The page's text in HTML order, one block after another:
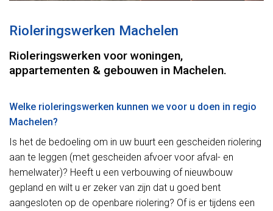
Rioleringswerken Machelen
Rioleringswerken voor woningen,
appartementen & gebouwen in Machelen.
Welke rioleringswerken kunnen we voor u doen in regio
Machelen?
Is het de bedoeling om in uw buurt een gescheiden riolering
aan te leggen (met gescheiden afvoer voor afval- en
hemelwater)? Heeft u een verbouwing of nieuwbouw
gepland en wilt u er zeker van zijn dat u goed bent
aangesloten op de openbare riolering? Of is er tijdens een